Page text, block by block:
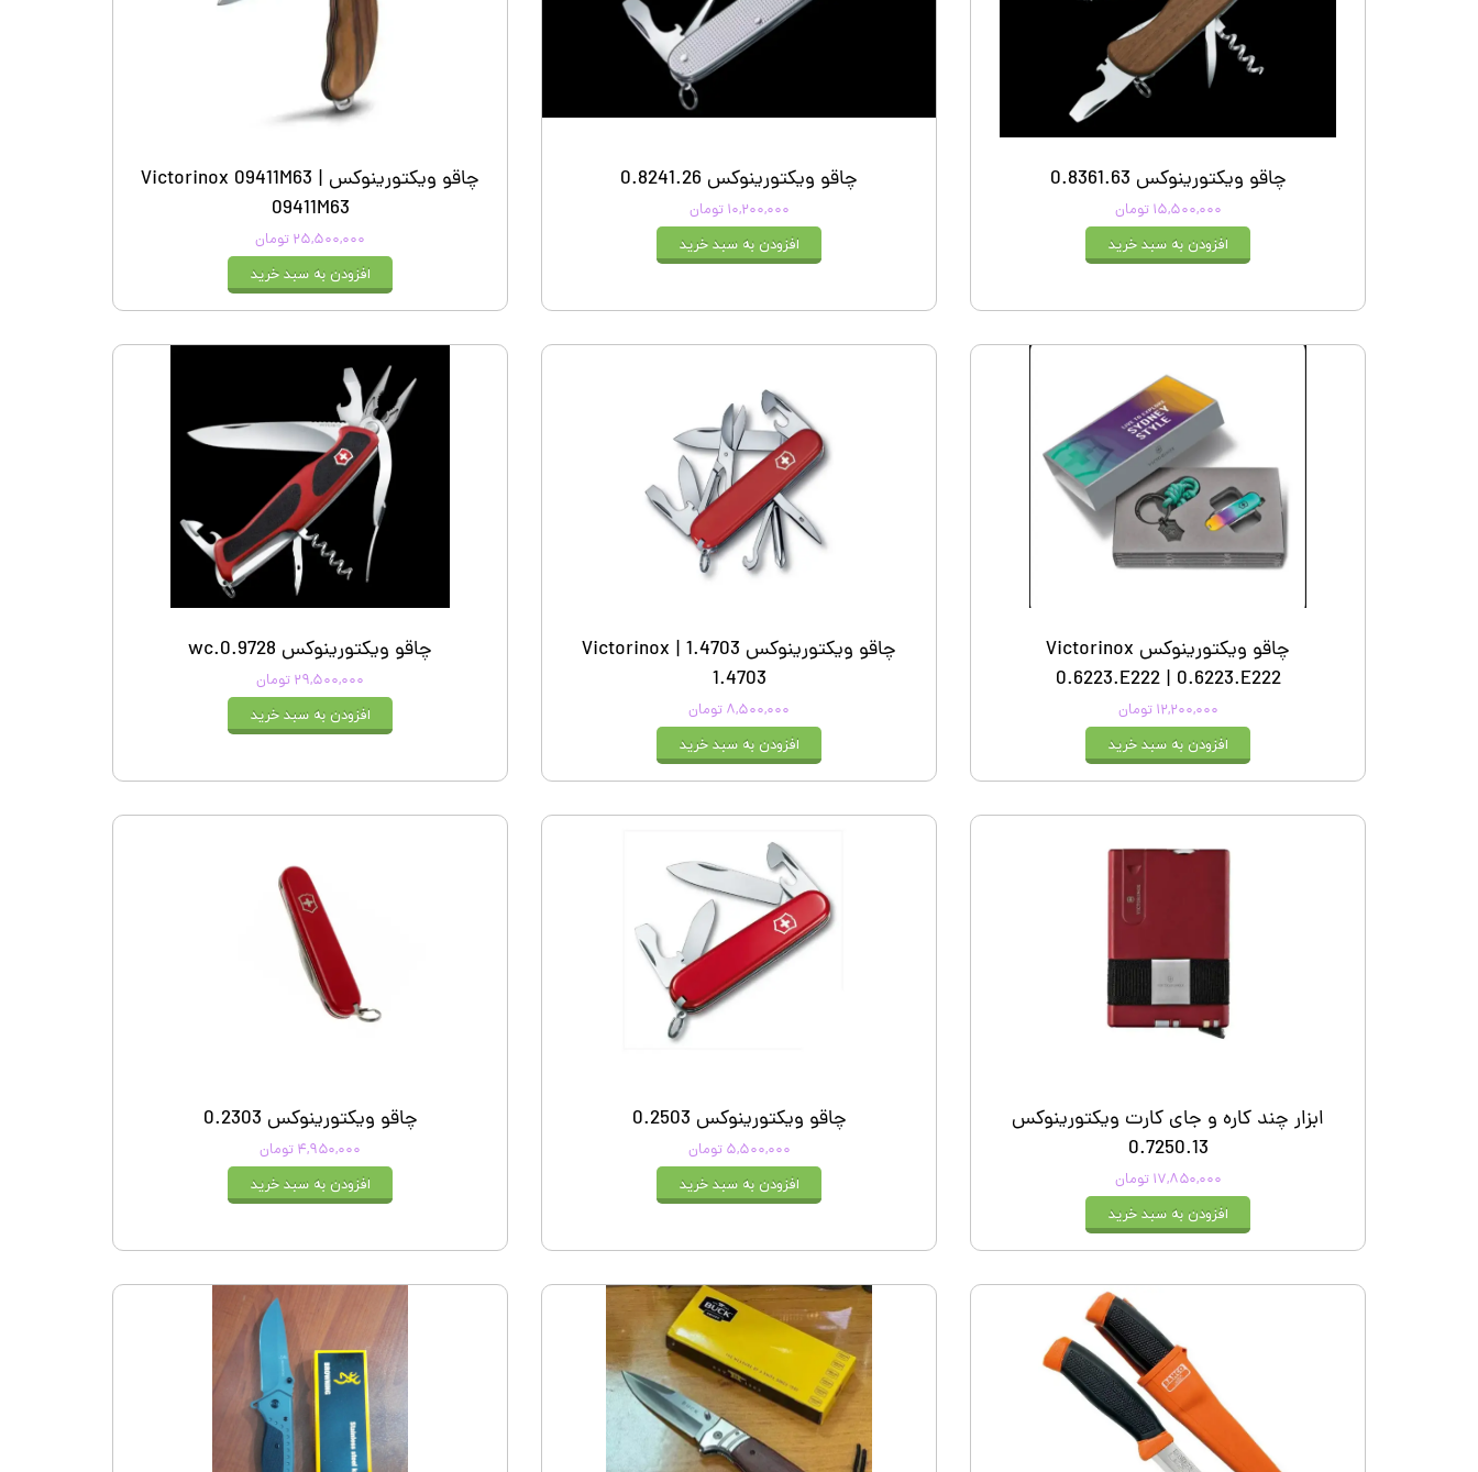
چاقو ویکتورینوکس 0.8361.63
۱۵,۵۰۰,۰۰۰ تومان
افزودن به سبد خرید
چاقو ویکتورینوکس 0.8241.26
۱۰,۲۰۰,۰۰۰ تومان
افزودن به سبد خرید
چاقو ویکتورینوکس Victorinox 09411M63 |
09411M63
۲۵,۵۰۰,۰۰۰ تومان
افزودن به سبد خرید
چاقو ویکتورینوکس Victorinox
0.6223.E222 | 0.6223.E222
۱۲,۲۰۰,۰۰۰ تومان
افزودن به سبد خرید
چاقو ویکتورینوکس 1.4703 | Victorinox
1.4703
۸,۵۰۰,۰۰۰ تومان
افزودن به سبد خرید
چاقو ویکتورینوکس 0.9728.wc
۲۹,۵۰۰,۰۰۰ تومان
افزودن به سبد خرید
ابزار چند کاره و جای کارت ویکتورینوکس
0.7250.13
۱۷,۸۵۰,۰۰۰ تومان
افزودن به سبد خرید
چاقو ویکتورینوکس 0.2503
۵,۵۰۰,۰۰۰ تومان
افزودن به سبد خرید
چاقو ویکتورینوکس 0.2303
۴,۹۵۰,۰۰۰ تومان
افزودن به سبد خرید